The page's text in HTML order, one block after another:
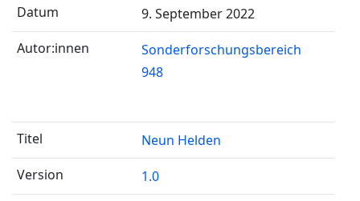
9. September 2022
Sonderforschungsbereich
948
Neun Helden
1.0